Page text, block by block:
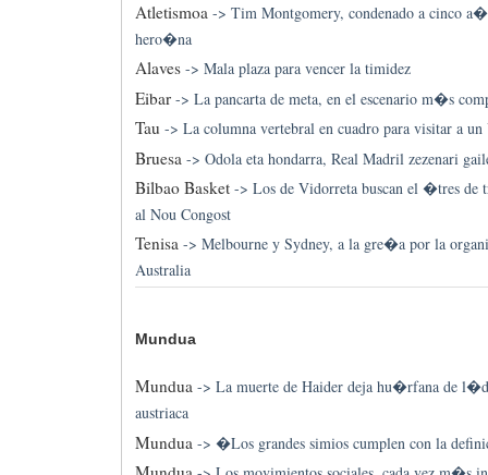
Atletismoa-> Tim Montgomery, condenado a cinco
hero�na
Alaves-> Mala plaza para vencer la timidez
Eibar-> La pancarta de meta, en el escenario m�s
Tau -> La columna vertebral en cuadro para visitar a
Bruesa -> Odola eta hondarra, Real Madril zezenari
Bilbao Basket-> Los de Vidorreta buscan el �tres
al Nou Congost
Tenisa-> Melbourne y Sydney, a la gre�a por la
Australia
Mundua
Mundua-> La muerte de Haider deja hu�rfana de
austriaca
Mundua -> �Los grandes simios cumplen con la